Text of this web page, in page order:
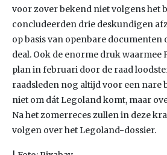
voor zover bekend niet volgens het
concludeerden drie deskundigen
op basis van openbare documenten
deal. Ook de enorme druk waarmee
plan in februari door de raad
raadsleden nog altijd voor een nare
niet om dát Legoland komt, maar
Na het zomerreces zullen in deze
volgen over het Legoland-dossier.